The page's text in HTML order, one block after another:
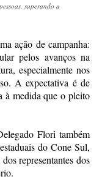
superando a
ação de campanha:
pelos avanços na
especialmente nos
A expectativa é de
à medida que o pleito
Flori também
do Cone Sul,
representantes dos